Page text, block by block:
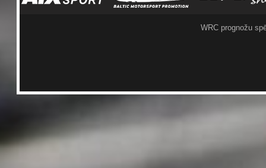
WRC prognožu